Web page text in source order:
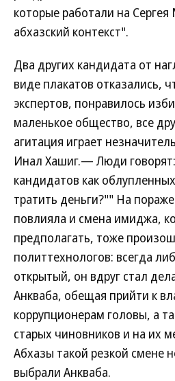
которые работали на
абхазский контекст".
Два других кандидата от
виде плакатов отказались,
экспертов, понравилось
маленькое общество, все
агитация играет
Инал Хашиг.— Люди
кандидатов как
тратить деньги?"" На
повлияла и смена имиджа,
предполагать, тоже
политтехнологов: всегда
открытый, он вдруг стал
Анкваба, обещая прийти к
коррупционерам головы, а
старых чиновников и на их
Абхазы такой резкой смене
выбрали Анкваба.